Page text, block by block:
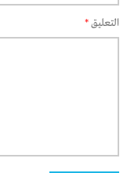
التعليق*